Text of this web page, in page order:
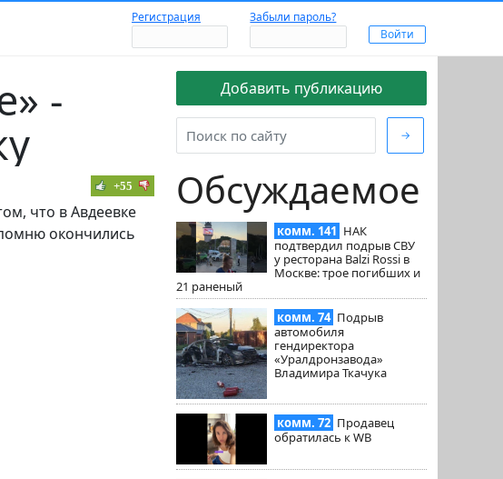
Регистрация Забыли пароль?
Добавить публикацию
→
Обсуждаемое
комм. 141 НАК
подтвердил подрыв СВУ
у ресторана Balzi Rossi в
Москве: трое погибших и
21 раненый
комм. 74 Подрыв
автомобиля
гендиректора
«Уралдронзавода»
Владимира Ткачука
комм. 72 Продавец
обратилась к WB
-
+55
что в Авдеевке
окончились